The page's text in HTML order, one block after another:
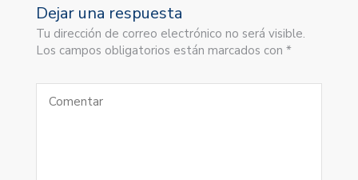
Dejar una respuesta
Tu dirección de correo electrónico no será visible.
Los campos obligatorios están marcados con *